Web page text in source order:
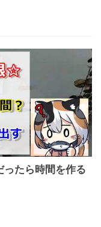
ったら時間を作る